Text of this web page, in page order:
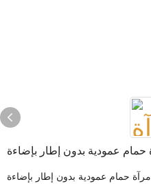
مرآة حمام عمودية بدون إطار بإضاءة LED، وإضاءة خلفية هالة دافئة،